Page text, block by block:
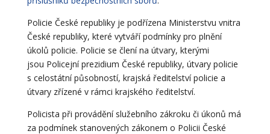
Policie České republiky je podřízena Ministerstvu vnitra
České republiky, které vytváří podmínky pro plnění
úkolů policie. Policie se člení na útvary, kterými
jsou Policejní prezidium České republiky, útvary policie
s celostátní působností, krajská ředitelství policie a
útvary zřízené v rámci krajského ředitelství.
Policista při provádění služebního zákroku či úkonů má
za podmínek stanovených zákonem o Policii České